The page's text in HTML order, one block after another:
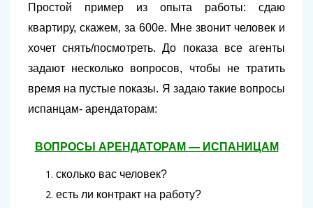
Простой пример из опыта работы: сдаю
квартиру, скажем, за 600е. Мне звонит человек и
хочет снять/посмотреть. До показа все агенты
задают несколько вопросов, чтобы не тратить
время на пустые показы. Я задаю такие вопросы
испанцам- арендаторам:
ВОПРОСЫ АРЕНДАТОРАМ — ИСПАНИЦАМ
сколько вас человек?
есть ли контракт на работу?